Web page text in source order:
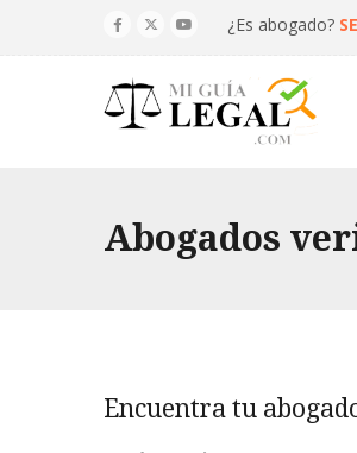
¿Es abogado?
Abogados
Encuentra tu